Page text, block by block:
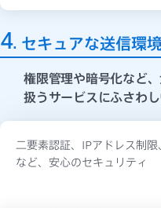
4 セキュアな送信環
権限管理や暗号化など、
扱うサービスにふさわ
二要素認証、IPアドレス制
など、安心のセキュリティ